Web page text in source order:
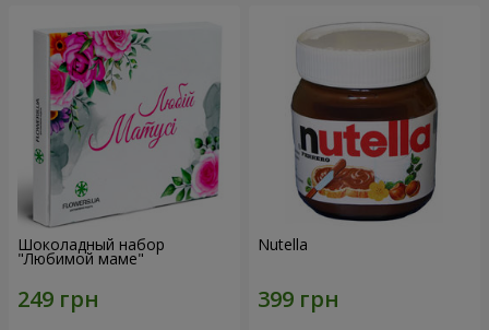
Шоколадный набор
"Любимой маме"
Nutella